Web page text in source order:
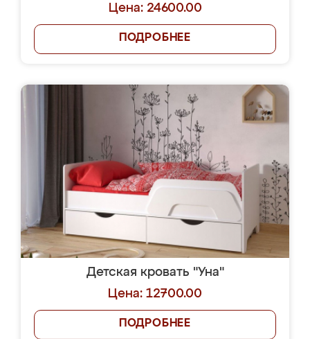
Цена: 24600.00
ПОДРОБНЕЕ
Детская кровать "Уна"
Цена: 12700.00
ПОДРОБНЕЕ